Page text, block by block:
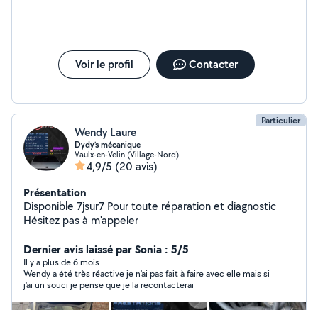
Voir le profil Contacter
Particulier
Wendy Laure
Dydy’s mécanique
Vaulx-en-Velin (Village-Nord)
4,9/5 (20 avis)
Présentation
Disponible 7jsur7 Pour toute réparation et diagnostic
Hésitez pas à m'appeler
Dernier avis laissé par Sonia : 5/5
Il y a plus de 6 mois
Wendy a été très réactive je n'ai pas fait à faire avec elle mais si
j'ai un souci je pense que je la recontacterai